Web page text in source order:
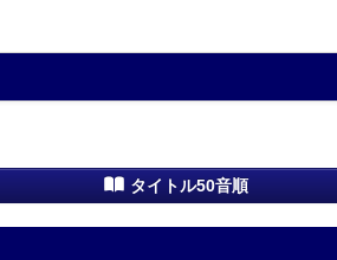
タイトル50音順